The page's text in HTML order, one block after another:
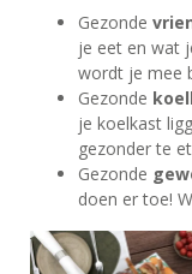
Gezonde
je eet en wat
wordt je mee
Gezonde
je koelkast
gezonder te
Gezonde
doen er toe!